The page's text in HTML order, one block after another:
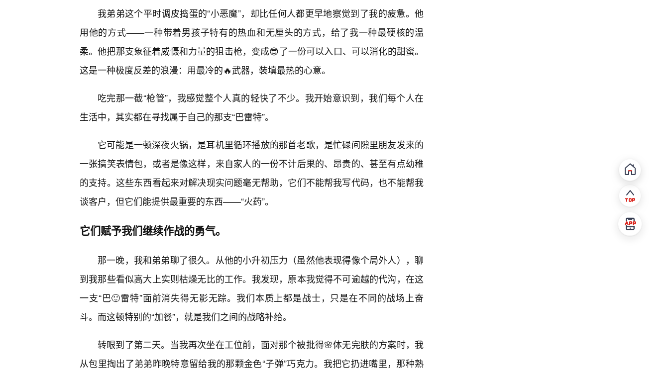
我弟弟这个平时调皮捣蛋的“小恶魔”，却比任何人都更早地察觉到了我的疲惫。他
用他的方式——一种带着男孩子特有的热血和无厘头的方式，给了我一种最硬核的温
柔。他把那支象征着威慑和力量的狙击枪，变成😎了一份可以入口、可以消化的甜蜜。
这是一种极度反差的浪漫：用最冷的🔥武器，装填最热的心意。
吃完那一截“枪管”，我感觉整个人真的轻快了不少。我开始意识到，我们每个人在
生活中，其实都在寻找属于自己的那支“巴雷特”。
它可能是一顿深夜火锅，是耳机里循环播放的那首老歌，是忙碌间隙里朋友发来的
一张搞笑表情包，或者是像这样，来自家人的一份不计后果的、昂贵的、甚至有点幼稚
的支持。这些东西看起来对解决现实问题毫无帮助，它们不能帮我写代码，也不能帮我
谈客户，但它们能提供最重要的东西——“火药”。
它们赋予我们继续作战的勇气。
那一晚，我和弟弟聊了很久。从他的小升初压力（虽然他表现得像个局外人），聊
到我那些看似高大上实则枯燥无比的工作。我发现，原本我觉得不可逾越的代沟，在这
一支“巴🙂雷特”面前消失得无影无踪。我们本质上都是战士，只是在不同的战场上奋
斗。而这顿特别的“加餐”，就是我们之间的战略补给。
转眼到了第二天。当我再次坐在工位前，面对那个被批得🌸体无完肤的方案时，我
从包里掏出了弟弟昨晚特意留给我的那颗金色“子弹”巧克力。我把它扔进嘴里，那种熟